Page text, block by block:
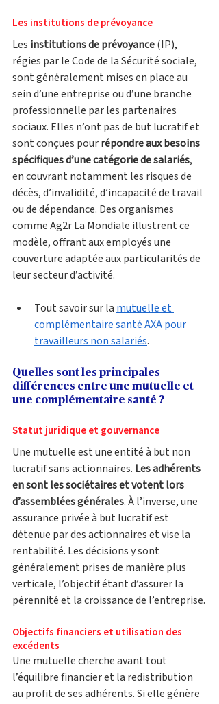
Les institutions de prévoyance
Les institutions de prévoyance (IP),
régies par le Code de la Sécurité sociale,
sont généralement mises en place au
sein d’une entreprise ou d’une branche
professionnelle par les partenaires
sociaux. Elles n’ont pas de but lucratif et
sont conçues pour répondre aux besoins
spécifiques d’une catégorie de salariés,
en couvrant notamment les risques de
décès, d’invalidité, d’incapacité de travail
ou de dépendance. Des organismes
comme Ag2r La Mondiale illustrent ce
modèle, offrant aux employés une
couverture adaptée aux particularités de
leur secteur d’activité.
Tout savoir sur la mutuelle et
complémentaire santé AXA pour
travailleurs non salariés.
Quelles sont les principales
différences entre une mutuelle et
une complémentaire santé ?
Statut juridique et gouvernance
Une mutuelle est une entité à but non
lucratif sans actionnaires. Les adhérents
en sont les sociétaires et votent lors
d’assemblées générales. À l’inverse, une
assurance privée à but lucratif est
détenue par des actionnaires et vise la
rentabilité. Les décisions y sont
généralement prises de manière plus
verticale, l’objectif étant d’assurer la
pérennité et la croissance de l’entreprise.
Objectifs financiers et utilisation des
excédents
Une mutuelle cherche avant tout
l’équilibre financier et la redistribution
au profit de ses adhérents. Si elle génère